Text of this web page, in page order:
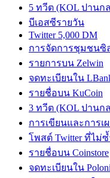
5 ทวีต (KOL ปานก
บีเอสซีรายวัน
Twitter 5,000 DM
การจัดการชุมชนซิ
รายการบน Zelwin
จดทะเบียนใน
รายชื่อบน KuCoin
3 ทวีต (KOL ปานก
การเขียนและการเ
โพสต์ Twitter ที่ไม่
รายชื่อบน Coinstore
จดทะเบียนใน